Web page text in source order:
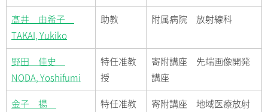
髙井 由希子
TAKAI, Yukiko
助教 附属病院 放射線科
野田 佳史
NODA, Yoshifumi
特任准教
授
寄附講座 先端画像開発
講座
金子 揚
特任准教 寄附講座 地域医療放射